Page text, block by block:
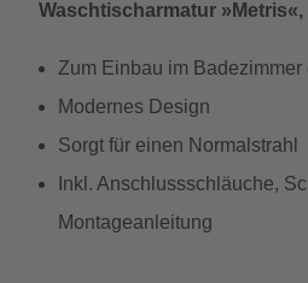
Waschtischarmatur »Metris«,
Zum Einbau im Badezimmer
Modernes Design
Sorgt für einen Normalstrahl
Inkl. Anschlussschläuche,
Montageanleitung